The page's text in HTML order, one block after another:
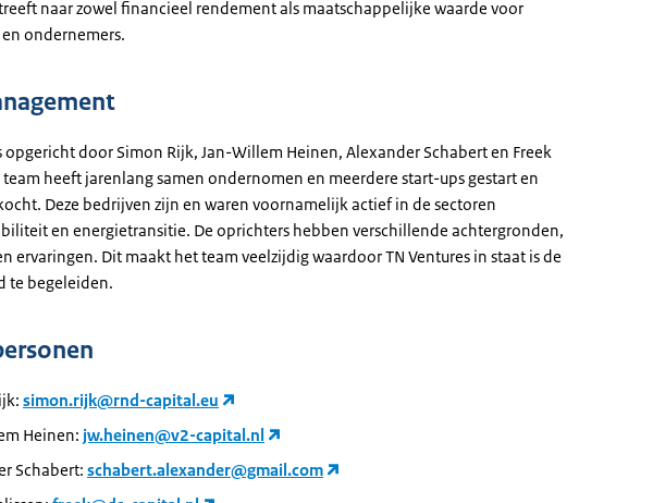
naar zowel financieel rendement als maatschappelijke waarde voor
ondernemers.
opgericht door Simon Rijk, Jan-Willem Heinen, Alexander Schabert en Freek
team heeft jarenlang samen ondernomen en meerdere start-ups gestart en
Deze bedrijven zijn en waren voornamelijk actief in de sectoren
en energietransitie. De oprichters hebben verschillende achtergronden,
ervaringen. Dit maakt het team veelzijdig waardoor TN Ventures in staat is de
te begeleiden.
simon.rijk@rnd-capital.eu
Heinen: jw.heinen@v2-capital.nl
Schabert: schabert.alexander@gmail.com